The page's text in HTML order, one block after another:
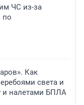
ЧС из-за
по
Как
света и
и налетами БПЛА